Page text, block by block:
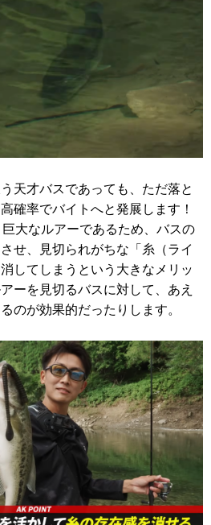
天才バスであっても、ただ落と
確率でバイトへと発展します！
大なルアーであるため、バスの
せ、見切られがちな「糸（ライ
してしまうという大きなメリッ
ーを見切るバスに対して、あえ
のが効果的だったりします。